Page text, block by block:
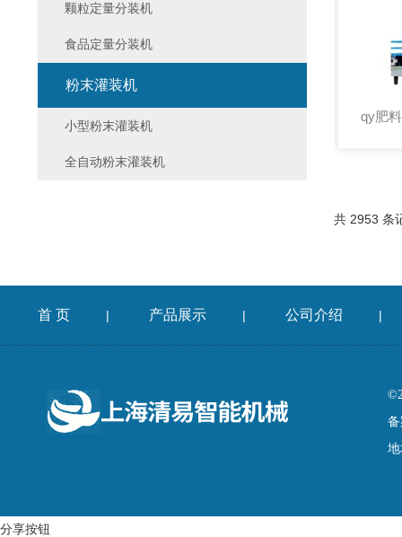
共 2953 条
颗粒定量分装机
食品定量分装机
粉末灌装机
小型粉末灌装机
全自动粉末灌装机
首 页 | 产品展示 | 公司介绍 |
备
分享按钮